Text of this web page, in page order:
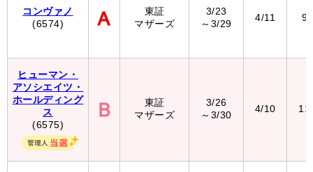
コンヴァノ
(6574)
ヒューマン・
アソシエイツ・
ホールディング
ス
(6575)
東証
マザーズ
3/23
～3/29
4/11
東証
マザーズ
3/26
～3/30
4/10